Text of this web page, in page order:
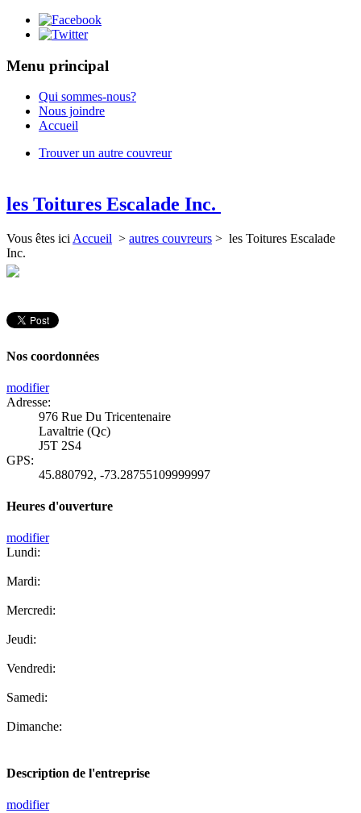
Menu principal
Qui sommes-nous?
Nous joindre
Accueil
Trouver un autre couvreur
les Toitures Escalade Inc.
Vous êtes ici Accueil > autres couvreurs > les Toitures Escalade
Inc.
Nos coordonnées
modifier
Adresse:
976 Rue Du Tricentenaire
Lavaltrie (Qc)
J5T 2S4
GPS:
45.880792, -73.28755109999997
Heures d'ouverture
modifier
Lundi:
Mardi:
Mercredi:
Jeudi:
Vendredi:
Samedi:
Dimanche:
Description de l'entreprise
modifier